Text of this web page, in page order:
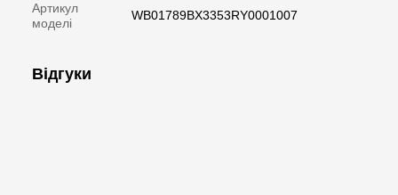
Артикул
моделі
WB01789BX3353RY0001007
Відгуки